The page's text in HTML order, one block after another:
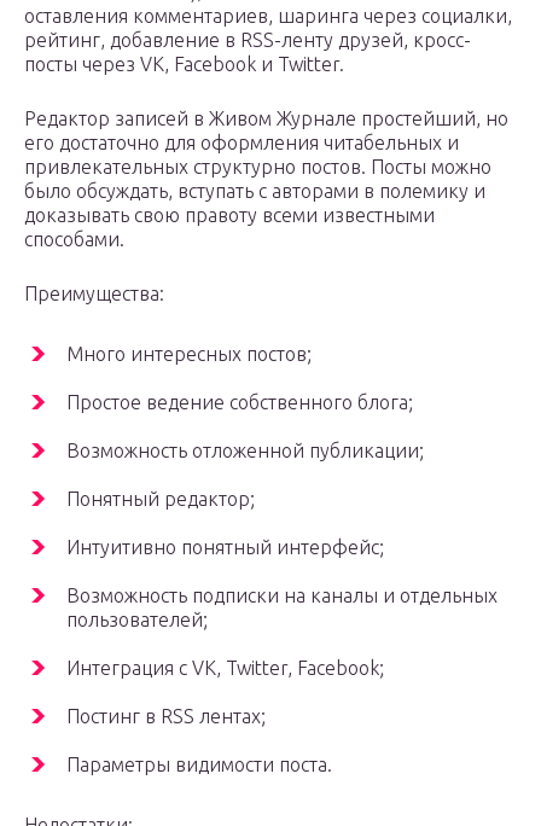
оставления комментариев, шаринга через социалки,
рейтинг, добавление в RSS-ленту друзей, кросс-
посты через VK, Facebook и Twitter.
Редактор записей в Живом Журнале простейший, но
его достаточно для оформления читабельных и
привлекательных структурно постов. Посты можно
было обсуждать, вступать с авторами в полемику и
доказывать свою правоту всеми известными
способами.
Преимущества:
Много интересных постов;
Простое ведение собственного блога;
Возможность отложенной публикации;
Понятный редактор;
Интуитивно понятный интерфейс;
Возможность подписки на каналы и отдельных
пользователей;
Интеграция с VK, Twitter, Facebook;
Постинг в RSS лентах;
Параметры видимости поста.